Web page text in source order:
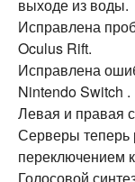
выходе из воды.
Исправлена
Oculus Rift.
Исправлена
Nintendo Switch .
Левая и правая
Серверы теперь
переключением
Голосовой